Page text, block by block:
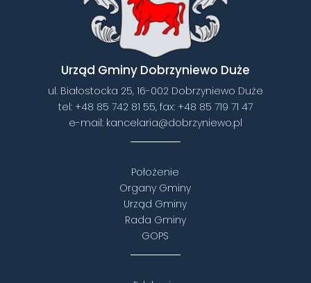
Urząd Gminy Dobrzyniewo Duże
ul. Białostocka 25, 16-002 Dobrzyniewo Duże
tel: +48 85 742 81 55, fax: +48 85 719 71 47
e-mail: kancelaria@dobrzyniewo.pl
Położenie
Organy Gminy
Urząd Gminy
Rada Gminy
GOPS